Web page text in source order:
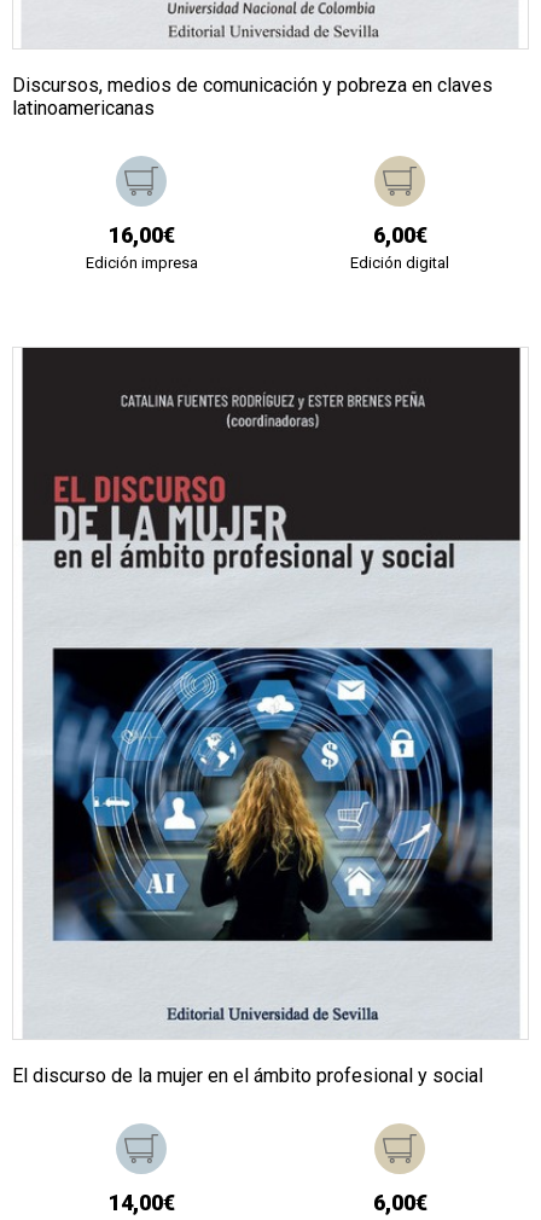
Discursos, medios de comunicación y pobreza en claves
latinoamericanas
16,00€
Edición impresa
6,00€
Edición digital
El discurso de la mujer en el ámbito profesional y social
14,00€ 6,00€